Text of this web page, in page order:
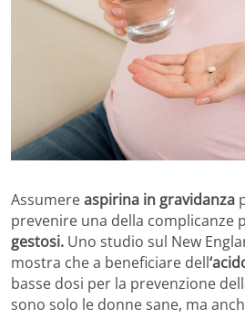
Assumereaspirina in gravidanza
prevenire una della complicanze
gestosi. Uno studio sul New
mostra che a beneficiare dell
basse dosi per la prevenzione
sono solo le donne sane, ma